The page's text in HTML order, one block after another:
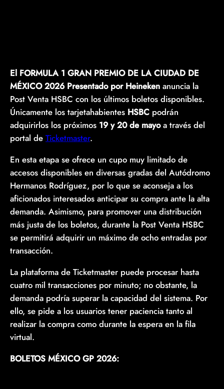
El FORMULA 1 GRAN PREMIO DE LA CIUDAD DE
MÉXICO 2026 Presentado por Heineken anuncia la
Post Venta HSBC con los últimos boletos disponibles.
Únicamente los tarjetahabientes HSBC podrán
adquirirlos los próximos 19 y 20 de mayoa través del
portal de Ticketmaster.
En esta etapa se ofrece un cupo muy limitado de
accesos disponibles en diversas gradas del Autódromo
Hermanos Rodríguez, por lo que se aconseja a los
aficionados interesados anticipar su compra ante la alta
demanda. Asimismo, para promover una distribución
más justa de los boletos, durante la Post Venta HSBC
se permitirá adquirir un máximo de ocho entradas por
transacción.
La plataforma de Ticketmaster puede procesar hasta
cuatro mil transacciones por minuto; no obstante, la
demanda podría superar la capacidad del sistema. Por
ello, se pide a los usuarios tener paciencia tanto al
realizar la compra como durante la espera en la fila
virtual.
BOLETOS MÉXICO GP 2026: